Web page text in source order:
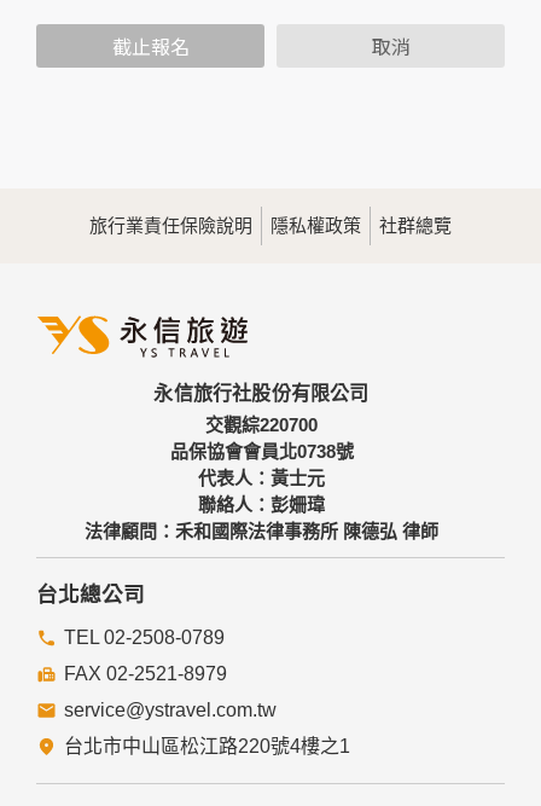
範圍內處理及利用您的個人資料；非經您書面同意，本網站不
會將個人資料用於其他用途。
為提供精確的服務，我們會將收集的問卷調查內容進行統計與
分析，分析結果之統計數據或說明文字呈現，除供內部研究
三、資料之保護
備及必要的安全防護措施，加以保護網站及您的個人資料採用
嚴格的保護措施，只由經過授權的人員才能接觸您的個人資
料，相關處理人員皆簽有保密合約，如有違反保密義務者，將
會受到相關的法律處分。
如因業務需要有必要委託其他單位提供服務時，本網站亦會嚴
格要求其遵守保密義務，並且採取必要檢查程序以確定其將確
實遵守。
四、網站對外的相關連結
提供的連結，點選進入其他網站。但該連結網站不適用本網站
的隱私權保護政策，您必須參考該連結網站中的隱私權保護政
策。
五、與第三人共用個人資料之政策
本網站絕不會提供、交換、出租或出售任何您的個人資料給其
他個人、團體、私人企業或公務機關，但有法律依據或合約義
截止報名 取消
旅行業責任保險說明 隱私權政策 社群總覽
永信旅行社股份有限公司
交觀綜220700
品保協會會員北0738號
代表人：黃士元
聯絡人：彭姍瑋
法律顧問：禾和國際法律事務所 陳德弘 律師
台北總公司
TEL 02-2508-0789
FAX 02-2521-8979
service@ystravel.com.tw
台北市中山區松江路220號4樓之1